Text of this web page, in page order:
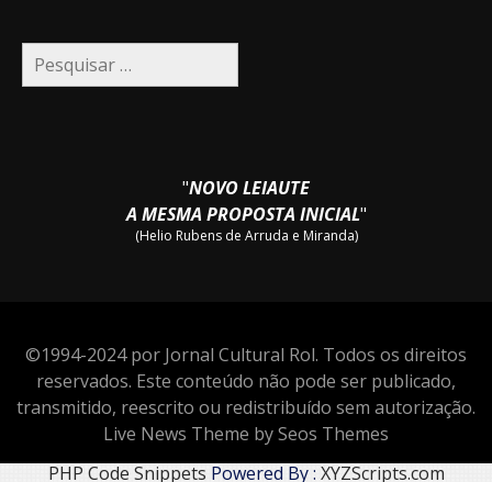
Pesquisar
por:
"NOVO LEIAUTE
A MESMA PROPOSTA INICIAL"
(Helio Rubens de Arruda e Miranda)
©1994-2024 por Jornal Cultural Rol. Todos os direitos
reservados. Este conteúdo não pode ser publicado,
transmitido, reescrito ou redistribuído sem autorização.
Live News Theme by Seos Themes
PHP Code Snippets Powered By : XYZScripts.com